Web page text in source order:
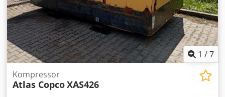
1 /7
Kompressor
Atlas CopcoXAS426